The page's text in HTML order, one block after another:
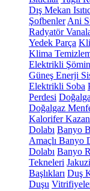
Dış Mekan
Şofbenler Ani
Radyatör
Yedek Parça
Klima
Elektrikli
Güneş Enerji
Elektrikli Soba
Perdesi
Doğalgaz
Kalorifer
Dolabı Banyo
Amaçlı Banyo
Dolabı Banyo
Tekneleri
Başlıkları Duş
Duşu